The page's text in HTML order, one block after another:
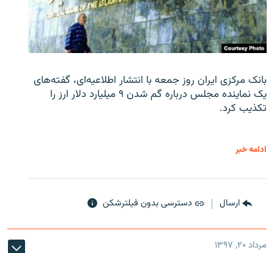
بانک مرکزی ایران روز جمعه با انتشار اطلاعیه‌ای، گفته‌های
یک نماینده مجلس درباره گم شدن ۹ میلیارد دلار ارز را
تکذیب کرد.
ادامه خبر
ارسال دسترسی بدون فیلترشکن
مرداد ۲۰, ۱۳۹۷